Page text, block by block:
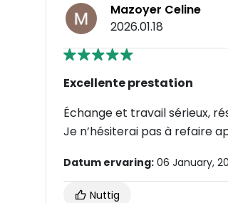
Mazoyer Celine
2026.01.18
Excellente prestation
Échange et travail sérieux,
Je n’hésiterai pas à refaire
Datum ervaring: 06 January,
Nuttig